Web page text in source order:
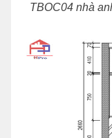
TBOC04 nhà